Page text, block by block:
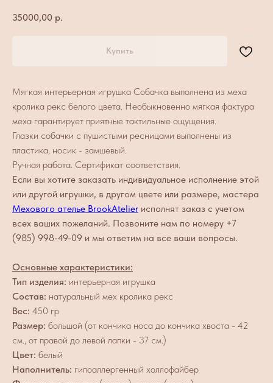
35000,00 р.
Купить
Мягкая интерьерная игрушка Собачка выполнена из меха
кролика рекс белого цвета. Необыкновенно мягкая фактура
меха гарантирует приятные тактильные ощущения.
Глазки собачки с пушистыми ресницами выполнены из
пластика, носик - замшевый.
Ручная работа. Сертификат соответствия.
Если вы хотите заказать индивидуальное исполнение этой
или другой игрушки, в другом цвете или размере, мастера
Мехового ателье BrookAtelier исполнят заказ с учетом
всех ваших пожеланий. Позвоните нам по номеру +7
(985) 998-49-09 и мы ответим на все ваши вопросы.
Основные характеристики:
Тип изделия: интерьерная игрушка
Состав: натуральный мех кролика рекс
Вес: 450 гр
Размер: большой (от кончика носа до кончика хвоста - 42
см., от правой до левой лапки - 37 см.)
Цвет: белый
Наполнитель: гипоаллергенный холлофайбер